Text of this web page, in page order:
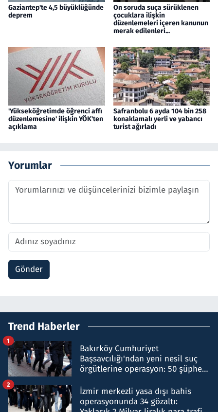
Gaziantep'te 4,5 büyüklüğünde
deprem
On soruda suça sürüklenen
çocuklara ilişkin
düzenlemeleri içeren kanunun
merak edilenleri...
'Yükseköğretimde öğrenci affı
düzenlemesine' ilişkin YÖK'ten
açıklama
Safranbolu 6 ayda 104 bin 258
konaklamalı yerli ve yabancı
turist ağırladı
Yorumlar
Gönder
Trend Haberler
Bakırköy Cumhuriyet
Başsavcılığı'ndan yeni nesil suç
örgütlerine operasyon: 50 şüpheli
1
İzmir merkezli yasa dışı bahis
operasyonunda 34 gözaltı:
2